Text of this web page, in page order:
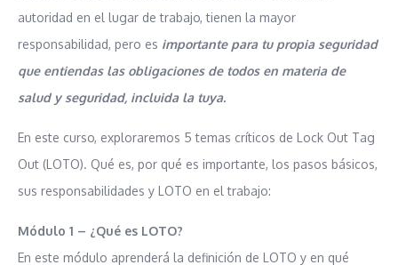
autoridad en el lugar de trabajo, tienen la mayor
responsabilidad, pero es importante para tu propia seguridad
que entiendas las obligaciones de todos en materia de
salud y seguridad, incluida la tuya.
En este curso, exploraremos 5 temas críticos de Lock Out Tag
Out (LOTO). Qué es, por qué es importante, los pasos básicos,
sus responsabilidades y LOTO en el trabajo:
Módulo 1 – ¿Qué es LOTO?
En este módulo aprenderá la definición de LOTO y en qué